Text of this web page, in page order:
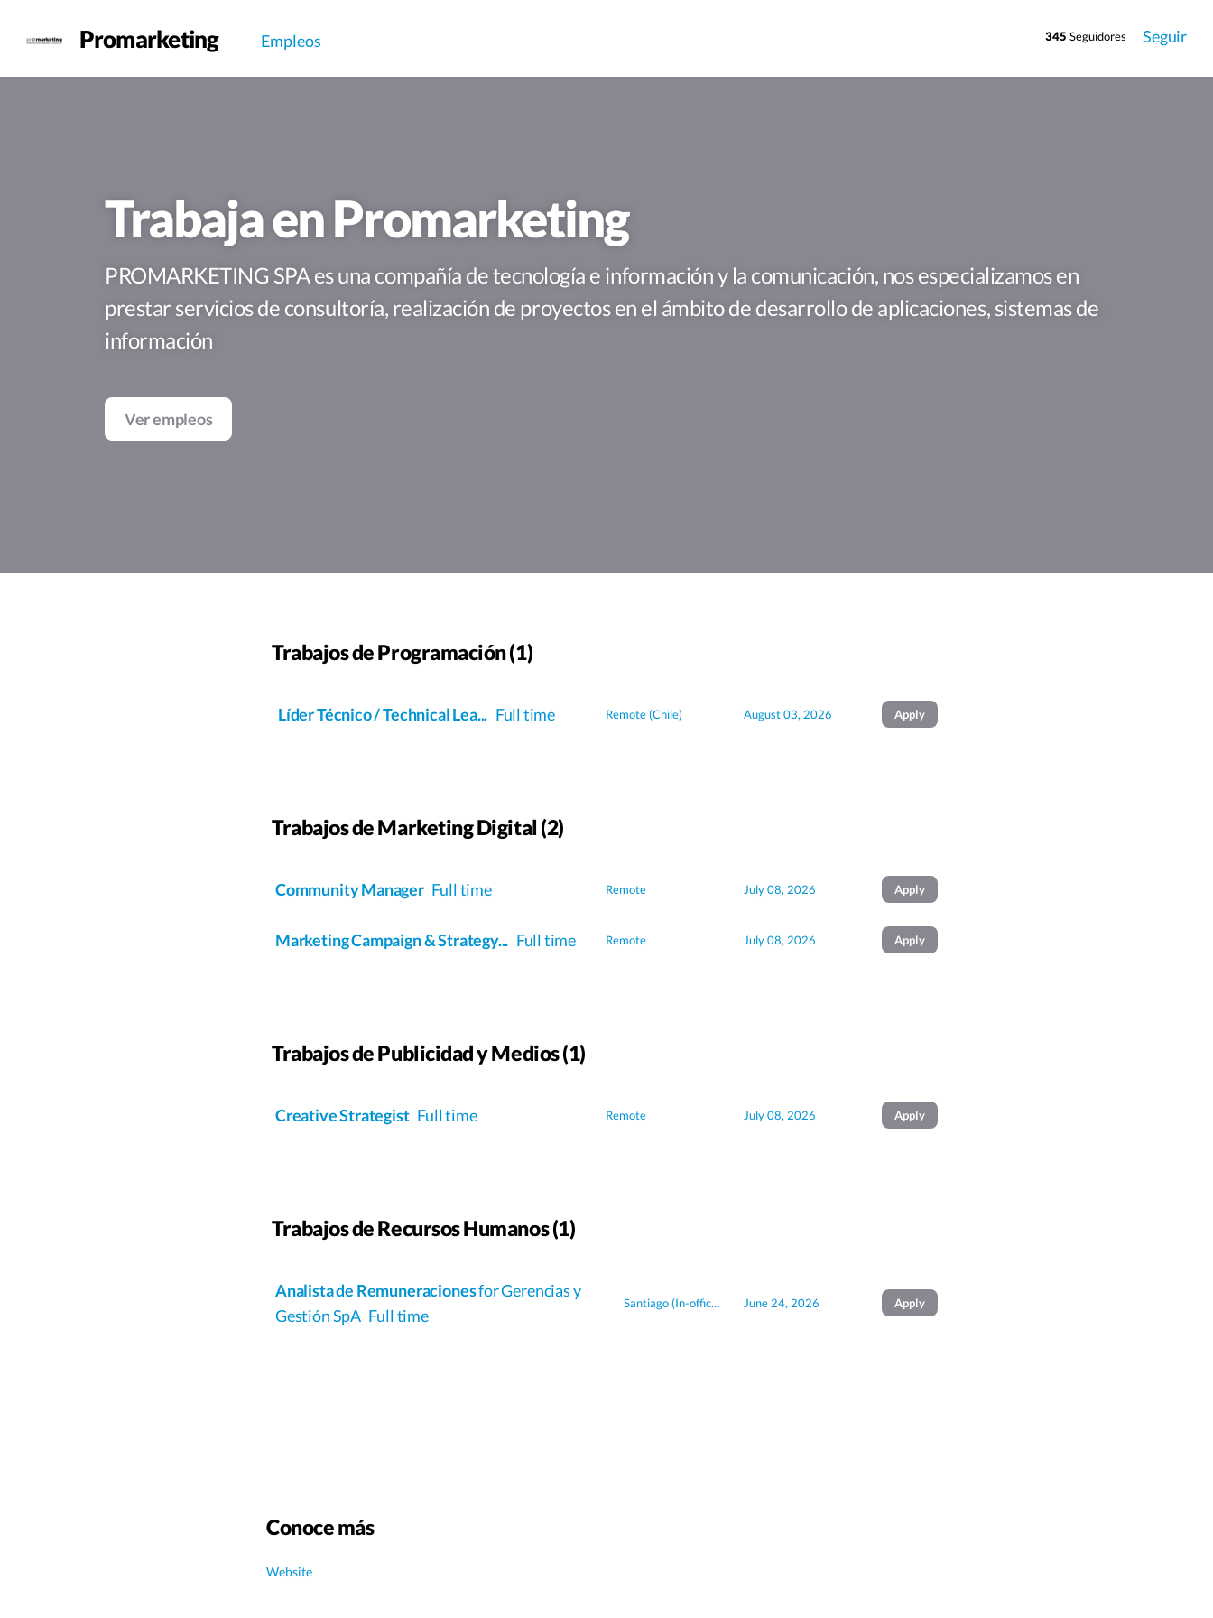
345Seguidores Seguir
Promarketing Empleos
Trabaja en Promarketing
PROMARKETING SPA es una compañía de tecnología e información y la comunicación, nos especializamos en
prestar servicios de consultoría, realización de proyectos en el ámbito de desarrollo de aplicaciones, sistemas de
información
Ver empleos
Trabajos de Programación (1)
Líder Técnico / Technical Lea... Full time Remote (Chile) August 03, 2026 Apply
Trabajos de Marketing Digital (2)
Community Manager Full time Remote July 08, 2026 Apply
Marketing Campaign & Strategy... Full time Remote July 08, 2026 Apply
Trabajos de Publicidad y Medios (1)
Creative Strategist Full time Remote July 08, 2026 Apply
Trabajos de Recursos Humanos (1)
Analista de Remuneracionesfor Gerencias y
Gestión SpA Full time
Santiago(In-office) June 24, 2026 Apply
Conoce más
Website